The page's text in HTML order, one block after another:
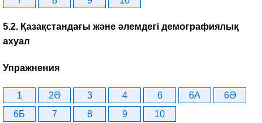
5.2. Қазақстандағы және әлемдегі демографиялық
ахуал
Упражнения
1 2Ә 3 4 6 6A
6Ә
6Б
7 8 9 10